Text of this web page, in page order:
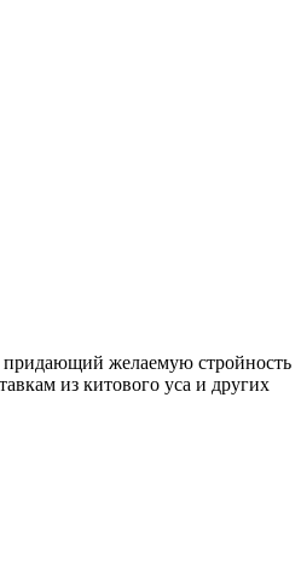
придающий желаемую стройность
из китового уса и других